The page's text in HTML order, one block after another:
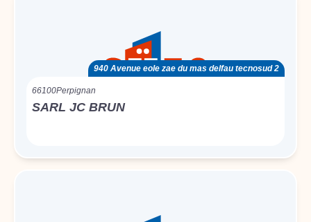
940 Avenue eole zae du mas delfau tecnosud 2
66100Perpignan
SARL JC BRUN